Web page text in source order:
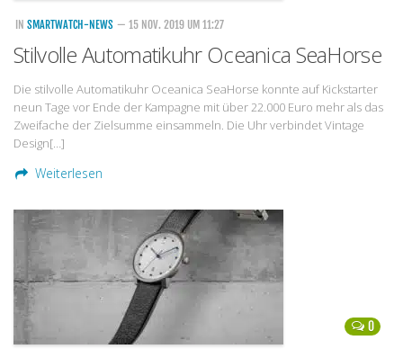
o2
Smartphonetarife
Prepaid-Tarife
Datentarife
Mobilfunk-Vergleichsrechner
Flatrate-Datentarife
IN SMARTWATCH-NEWS — 15 NOV. 2019 UM 11:27
Stilvolle Automatikuhr Oceanica SeaHorse
Die stilvolle Automatikuhr Oceanica SeaHorse konnte auf Kickstarter
neun Tage vor Ende der Kampagne mit über 22.000 Euro mehr als das
Zweifache der Zielsumme einsammeln. Die Uhr verbindet Vintage
Design[…]
Weiterlesen
0